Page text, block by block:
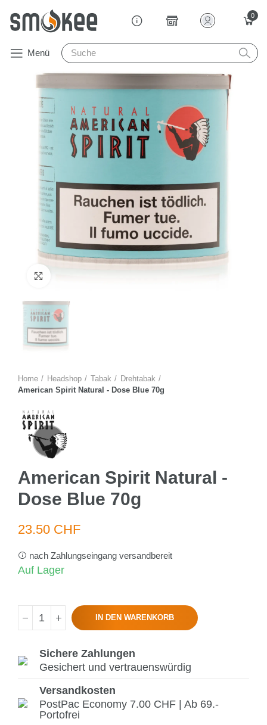
0
Menü
Home Headshop Tabak
Drehtabak
American Spirit Natural - Dose Blue 70g
American Spirit Natural -
Dose Blue 70g
23.50 CHF
nach Zahlungseingang versandbereit
Auf Lager
IN DEN WARENKORB
Sichere Zahlungen
Gesichert und vertrauenswürdig
Versandkosten
PostPac Economy 7.00 CHF | Ab 69.-
Portofrei